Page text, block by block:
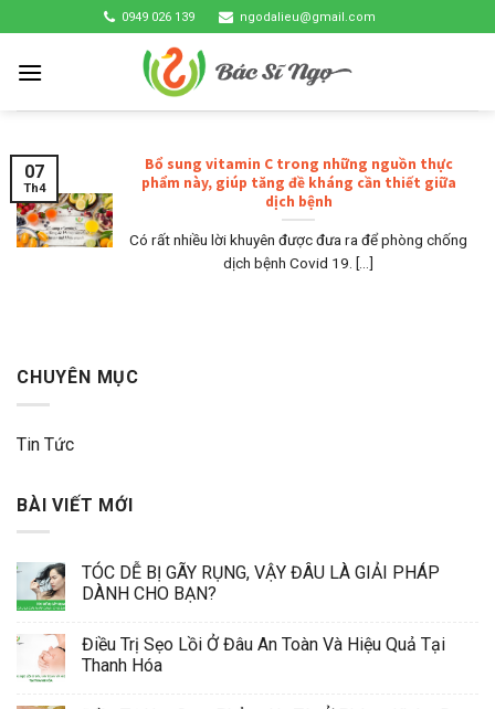
to
content
0949 026 139 ngodalieu@gmail.com
Bổ sung vitamin C trong những nguồn thực
phẩm này, giúp tăng đề kháng cần thiết giữa
dịch bệnh
Có rất nhiều lời khuyên được đưa ra để phòng chống
dịch bệnh Covid 19. [...]
07
Th4
CHUYÊN MỤC
Tin Tức
BÀI VIẾT MỚI
TÓC DỄ BỊ GÃY RỤNG, VẬY ĐÂU LÀ GIẢI PHÁP
DÀNH CHO BẠN?
Điều Trị Sẹo Lồi Ở Đâu An Toàn Và Hiệu Quả Tại
Thanh Hóa